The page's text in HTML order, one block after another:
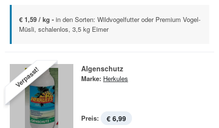
€ 1,59 / kg - in den Sorten: Wildvogelfutter oder Premium Vogel-
Müsli, schalenlos, 3,5 kg Eimer
Verpasst! Algenschutz
Marke: Herkules
Preis: € 6,99